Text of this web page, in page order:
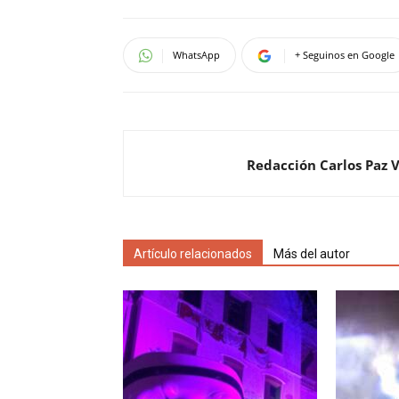
WhatsApp + Seguinos en Google
Redacción Carlos Paz
Artículo relacionados Más del autor